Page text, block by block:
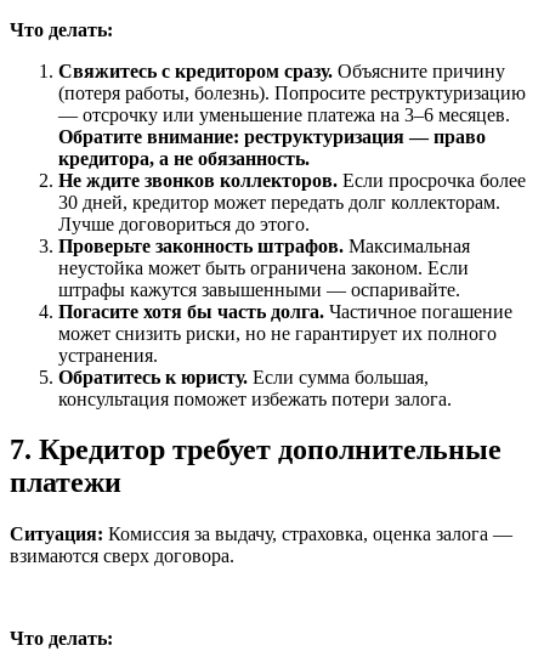
Что делать:
Свяжитесь с кредитором сразу. Объясните причину
(потеря работы, болезнь). Попросите реструктуризацию
— отсрочку или уменьшение платежа на 3–6 месяцев.
Обратите внимание: реструктуризация — право
кредитора, а не обязанность.
Не ждите звонков коллекторов. Если просрочка более
30 дней, кредитор может передать долг коллекторам.
Лучше договориться до этого.
Проверьте законность штрафов. Максимальная
неустойка может быть ограничена законом. Если
штрафы кажутся завышенными — оспаривайте.
Погасите хотя бы часть долга. Частичное погашение
может снизить риски, но не гарантирует их полного
устранения.
Обратитесь к юристу. Если сумма большая,
консультация поможет избежать потери залога.
7. Кредитор требует дополнительные
платежи
Ситуация: Комиссия за выдачу, страховка, оценка залога —
взимаются сверх договора.
Что делать: